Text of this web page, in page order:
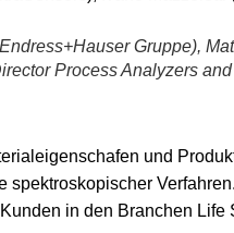
Gruppe),
Process Analyzers
und
in den Branchen